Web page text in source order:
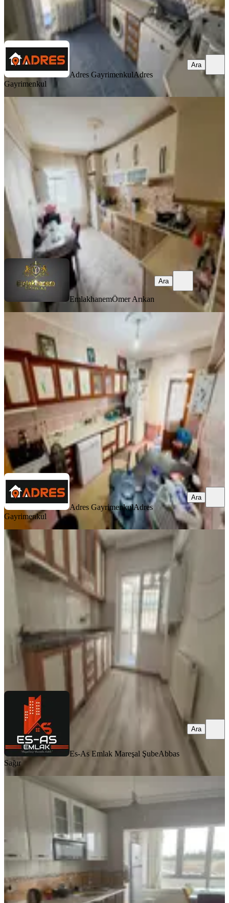
Adres Gayrimenkul Adres Gayrimenkul
Adres GayrimenkulAdres
Gayrimenkul
Ara
Maraşal Çak Mh'de Geniş Kullanışlı
Masrafsız Uygun Rakam
Sincan, Maraşal Çakmak Mahallesi
2+1·85 m² · Bahçe katı
2.190.000 ₺
EmlakhanemÖmer Arıkan
Ara
EmlakhanemÖmer Arıkan
Ara
_mareşal Çakmak Mah'de Cadde
Üzeri Genç Binada 3+1 Asansörlü_
Sincan, Maraşal Çakmak Mahallesi
3+1
· 115 m²· Yüksek giriş 03.08.2026
2.900.000 ₺2.999.000 ₺
Adres Gayrimenkul Adres Gayrimenkul
Ara
Adres GayrimenkulAdres
Gayrimenkul
Ara
YENİ
Es As'tan Kaçırılmıycak Fırsattt
Mareşal Çakmk Mh Masrafsız 3+1
Sincan, Maraşal Çakmak Mahallesi
3+1·110 m² Bahçe katı· 02.08.2026
2.085.000 ₺
Es-As Emlak Mareşal ŞubeAbbas Sağır
Es-As Emlak Mareşal ŞubeAbbas
Sağır
Ara
BALKONLU
Yılmaz Gayrımenkulden Yapılı
Masrafsız Satılık 3+1 Tandoğan
Mahallesi
Sincan, Maraşal Çakmak Mahallesi
3+1
120 m²